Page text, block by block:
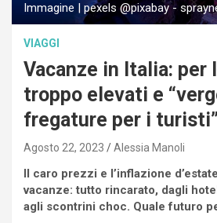
Immagine | pexels @pixabay -
VIAGGI
Vacanze in Italia: per
troppo elevati e
fregature per i turisti”
Agosto 22, 2023 Alessia Manoli
Il caro prezzi e l’inflazione
vacanze: tutto rincarato, dagli
agli scontrini choc. Quale futuro